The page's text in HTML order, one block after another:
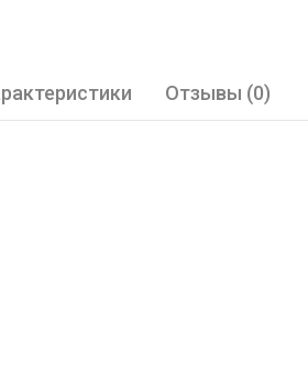
Отзывы (0)